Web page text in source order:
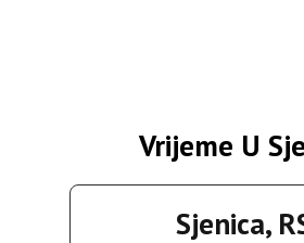
Vrijeme U
Sjenica,